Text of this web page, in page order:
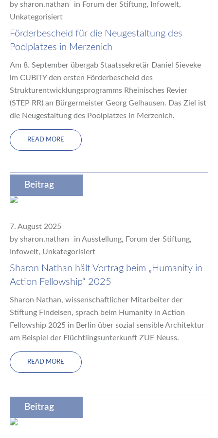
by sharon.nathan in Forum der Stiftung, Infowelt,
Unkategorisiert
Förderbescheid für die Neugestaltung des
Poolplatzes in Merzenich
Am 8. September übergab Staatssekretär Daniel Sieveke
im CUBITY den ersten Förderbescheid des
Strukturentwicklungsprogramms Rheinisches Revier
(STEP RR) an Bürgermeister Georg Gelhausen. Das Ziel ist
die Neugestaltung des Poolplatzes in Merzenich.
READ MORE
Beitrag
7. August 2025
by sharon.nathan in Ausstellung, Forum der Stiftung,
Infowelt, Unkategorisiert
Sharon Nathan hält Vortrag beim „Humanity in
Action Fellowship“ 2025
Sharon Nathan, wissenschaftlicher Mitarbeiter der
Stiftung Findeisen, sprach beim Humanity in Action
Fellowship 2025 in Berlin über sozial sensible Architektur
am Beispiel der Flüchtlingsunterkunft ZUE Neuss.
READ MORE
Beitrag